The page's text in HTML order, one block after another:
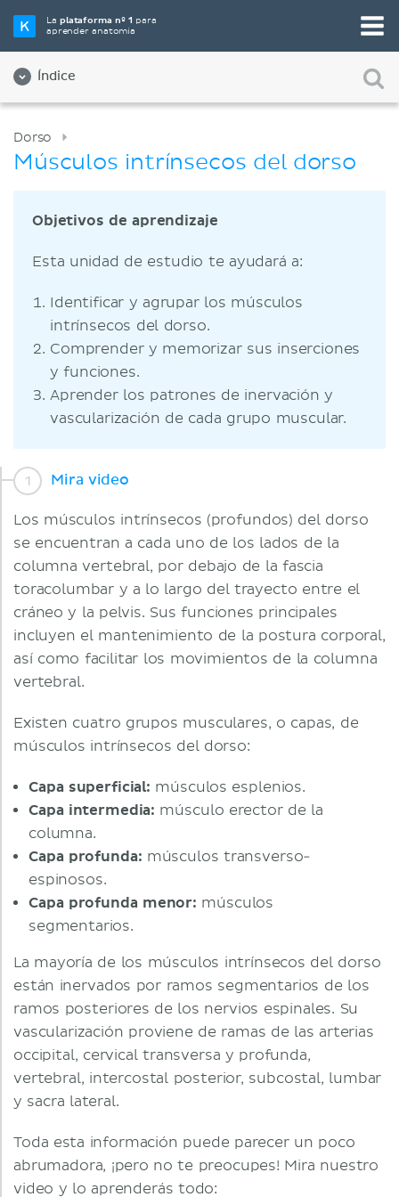
Laplataforma nº 1 para
aprender anatomía
Índice
Dorso
Músculos intrínsecos del dorso
Objetivos de aprendizaje
Esta unidad de estudio te ayudará a:
Identificar y agrupar los músculos
intrínsecos del dorso.
Comprender y memorizar sus inserciones
y funciones.
Aprender los patrones de inervación y
vascularización de cada grupo muscular.
Mira video
Los músculos intrínsecos (profundos) del dorso
se encuentran a cada uno de los lados de la
columna vertebral, por debajo de la fascia
toracolumbar y a lo largo del trayecto entre el
cráneo y la pelvis. Sus funciones principales
incluyen el mantenimiento de la postura corporal,
así como facilitar los movimientos de la columna
vertebral.
Existen cuatro grupos musculares, o capas, de
músculos intrínsecos del dorso:
Capa superficial: músculos esplenios.
Capa intermedia: músculo erector de la
columna.
Capa profunda: músculos transverso-
espinosos.
Capa profunda menor: músculos
segmentarios.
La mayoría de los músculos intrínsecos del dorso
están inervados por ramos segmentarios de los
ramos posteriores de los nervios espinales. Su
vascularización proviene de ramas de las arterias
occipital, cervical transversa y profunda,
vertebral, intercostal posterior, subcostal, lumbar
y sacra lateral.
Toda esta información puede parecer un poco
abrumadora, ¡pero no te preocupes! Mira nuestro
video y lo aprenderás todo: